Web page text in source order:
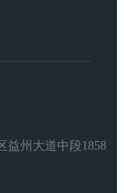
益州大道中段1858